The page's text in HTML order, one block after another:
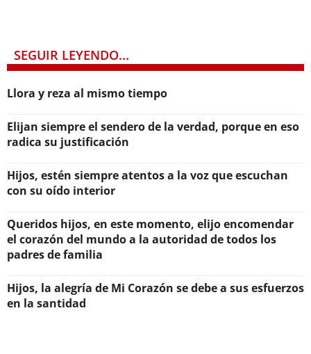
SEGUIR LEYENDO...
Llora y reza al mismo tiempo
Elijan siempre el sendero de la verdad, porque en eso
radica su justificación
Hijos, estén siempre atentos a la voz que escuchan
con su oído interior
Queridos hijos, en este momento, elijo encomendar
el corazón del mundo a la autoridad de todos los
padres de familia
Hijos, la alegría de Mi Corazón se debe a sus esfuerzos
en la santidad